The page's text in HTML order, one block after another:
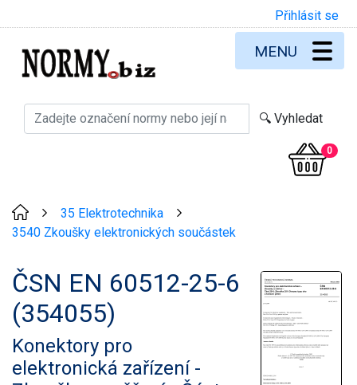
Přihlásit se
0
MENU
35 Elektrotechnika
3540 Zkoušky elektronických součástek
ČSN EN 60512-25-6
(354055)
Konektory pro
elektronická zařízení -